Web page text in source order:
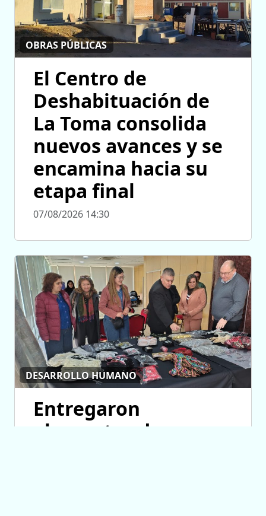
OBRAS PÚBLICAS
El Centro de
Deshabituación de
La Toma consolida
nuevos avances y se
encamina hacia su
etapa final
07/08/2026 14:30
DESARROLLO HUMANO
Entregaron
elementos de